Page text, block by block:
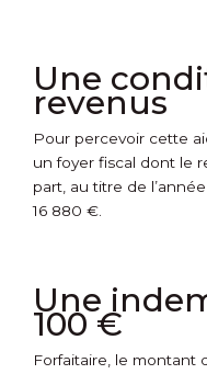
Une
revenus
Pour percevoir cette
un foyer fiscal dont le
part, au titre de
16 880 €.
Une
100 €
Forfaitaire, le montant